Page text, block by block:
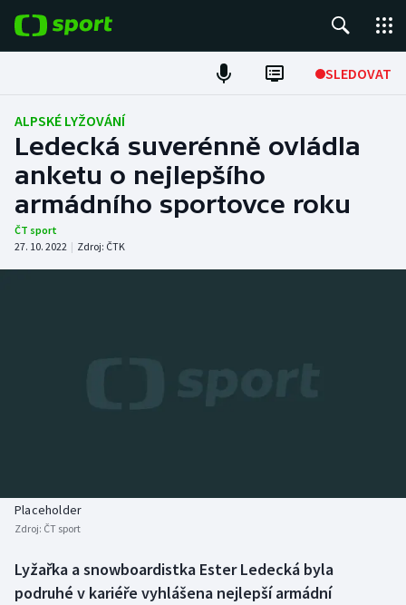
SLEDOVAT
Fotbal
Hokej
Tenis
Atletika
Biatlon
Box
Aplikace ČT sport
ALPSKÉ LYŽOVÁNÍ
Ledecká suverénně ovládla
anketu o nejlepšího
armádního sportovce roku
ČT sport
27. 10. 2022 | Zdroj: ČTK
Placeholder
Zdroj: ČT sport
Lyžařka a snowboardistka Ester Ledecká byla
podruhé v kariéře vyhlášena nejlepší armádní